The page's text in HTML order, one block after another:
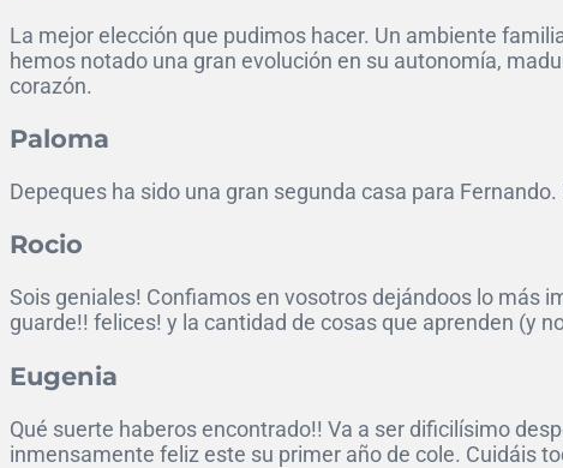
La mejor elección que pudimos hacer. Un ambiente
hemos notado una gran evolución en su autonomía,
corazón.
Paloma
Depeques ha sido una gran segunda casa para
Rocio
Sois geniales! Confiamos en vosotros dejándoos lo más
guarde!! felices! y la cantidad de cosas que aprenden (y
Eugenia
Qué suerte haberos encontrado!! Va a ser dificilísimo
inmensamente feliz este su primer año de cole. Cuidáis